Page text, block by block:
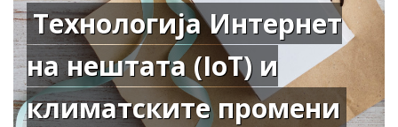
Технологија Интернет
на нештата (IoT) и
климатските промени